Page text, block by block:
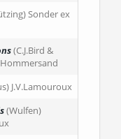
Sonder ex
(C.J.Bird &
J.V.Lamouroux
(Wulfen)